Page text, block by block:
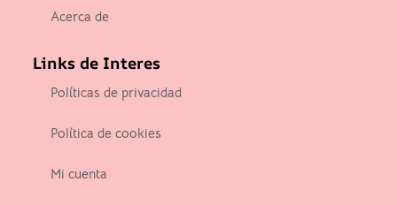
Acerca de
Links de Interes
Políticas de privacidad
Política de cookies
Mi cuenta